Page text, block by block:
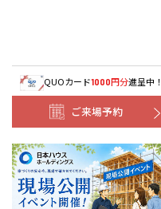
QUOカード1000円分進呈中！
ご来場予約